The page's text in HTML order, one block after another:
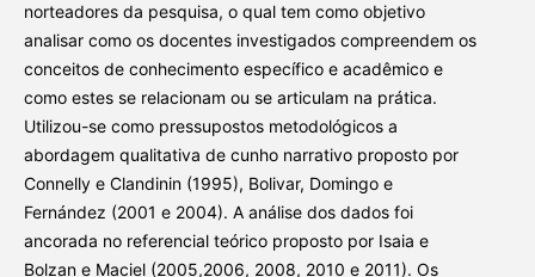
norteadores da pesquisa, o qual tem como objetivo
analisar como os docentes investigados compreendem os
conceitos de conhecimento específico e acadêmico e
como estes se relacionam ou se articulam na prática.
Utilizou-se como pressupostos metodológicos a
abordagem qualitativa de cunho narrativo proposto por
Connelly e Clandinin (1995), Bolivar, Domingo e
Fernández (2001 e 2004). A análise dos dados foi
ancorada no referencial teórico proposto por Isaia e
Bolzan e Maciel (2005,2006, 2008, 2010 e 2011). Os